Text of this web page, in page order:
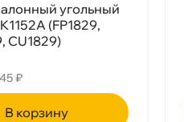
угольный
(FP1829,
CU1829)
₽
корзину